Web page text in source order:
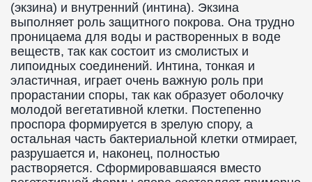
(экзина) и внутренний (интина). Экзина
выполняет роль защитного покрова. Она трудно
проницаема для воды и растворенных в воде
веществ, так как состоит из смолистых и
липоидных соединений. Интина, тонкая и
эластичная, играет очень важную роль при
прорастании споры, так как образует оболочку
молодой вегетативной клетки. Постепенно
проспора формируется в зрелую спору, а
остальная часть бактериальной клетки отмирает,
разрушается и, наконец, полностью
растворяется. Сформировавшаяся вместо